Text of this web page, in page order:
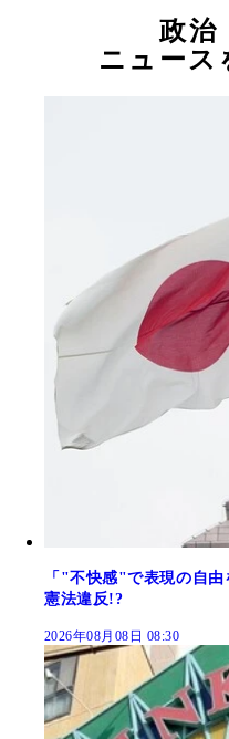
政治
ニュース
「"不快感"で表現の自
憲法違反!?
2026年08月08日 08:30